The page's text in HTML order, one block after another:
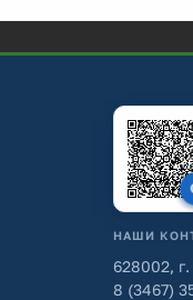
НАШИ
628002,
8 (3467)